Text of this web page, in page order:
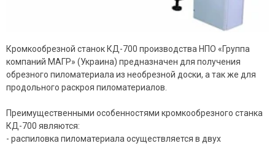
Кромкообрезной станок КД-700 производства НПО «Группа
компаний МАГР» (Украина) предназначен для получения
обрезного пиломатериала из необрезной доски, а так же для
продольного раскроя пиломатериалов.
Преимущественными особенностями кромкообрезного станка
КД-700 являются:
- распиловка пиломатериала осуществляется в двух